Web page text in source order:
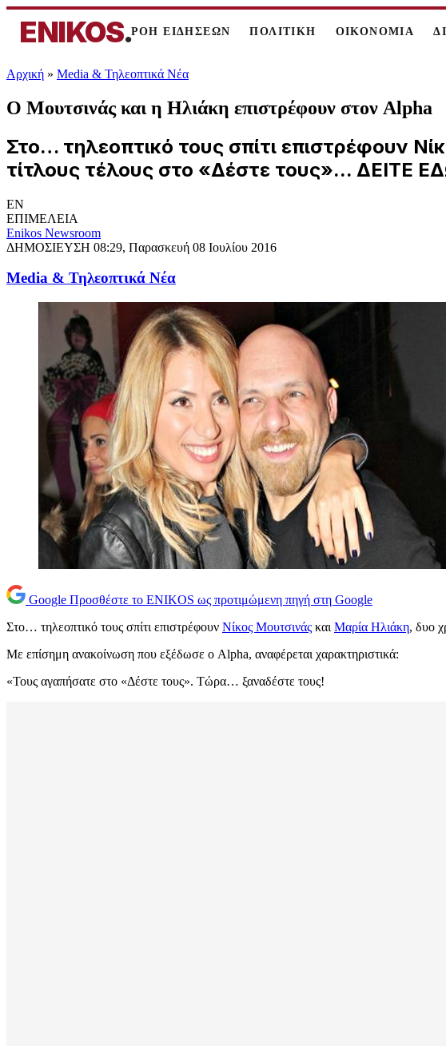
ENIKOS.ΡΟΗ ΕΙΔΗΣΕΩΝ ΠΟΛΙΤΙΚΗ ΟΙΚΟΝΟΜΙΑ
Αρχική » Media & Τηλεοπτικά Νέα
O Μουτσινάς και η Ηλιάκη επιστρέφουν στον Alpha
Στο… τηλεοπτικό τους σπίτι επιστρέφουν
τίτλους τέλους στο «Δέστε τους»... ΔΕΙΤΕ
EN
ΕΠΙΜΕΛΕΙΑ
Enikos Newsroom
ΔΗΜΟΣΙΕΥΣΗ 08:29, Παρασκευή 08 Ιουλίου 2016
Media & Τηλεοπτικά Νέα
Google Προσθέστε το ENIKOS ως προτιμώμενη πηγή στη Google
Στο… τηλεοπτικό τους σπίτι επιστρέφουν Νίκος Μουτσινάς και Μαρία Ηλιάκη, δυο
Με επίσημη ανακοίνωση που εξέδωσε ο Alpha, αναφέρεται χαρακτηριστικά:
«Τους αγαπήσατε στο «Δέστε τους». Τώρα… ξαναδέστε τους!